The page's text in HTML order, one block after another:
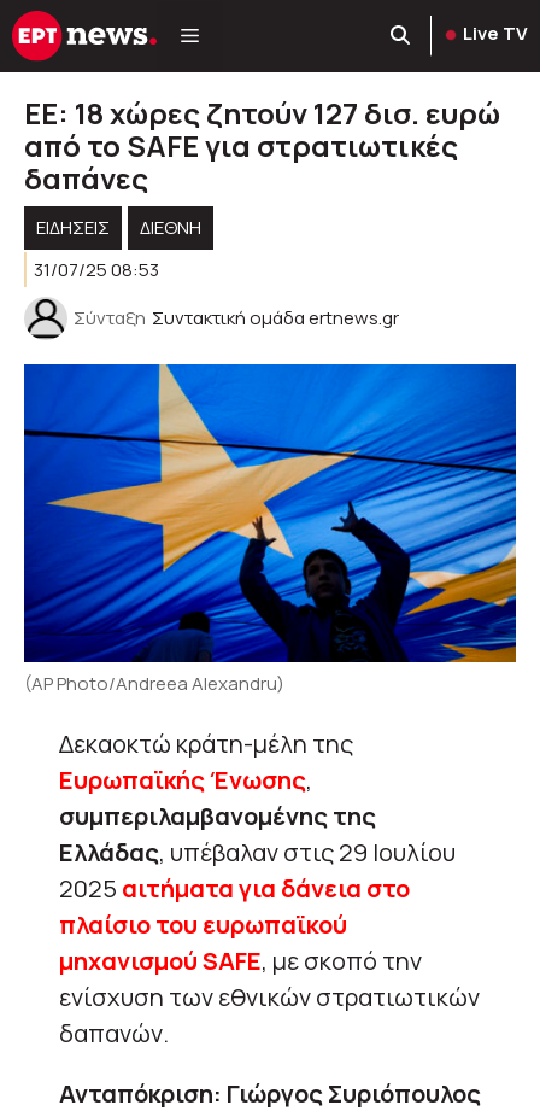
Μετάβαση
σε
Live TV
ΕΕ: 18 χώρες ζητούν 127 δισ. ευρώ
από το SAFE για στρατιωτικές
δαπάνες
ΕΙΔΗΣΕΙΣ
ΔΙΕΘΝΗ
31/07/25 08:53
Σύνταξη Συντακτική ομάδα ertnews.gr
(AP Photo/Andreea Alexandru)
Δεκαοκτώ κράτη-μέλη της
Ευρωπαϊκής Ένωσης,
συμπεριλαμβανομένης της
Ελλάδας, υπέβαλαν στις 29 Ιουλίου
2025 αιτήματα για δάνεια στο
πλαίσιο του ευρωπαϊκού
μηχανισμού SAFE, με σκοπό την
ενίσχυση των εθνικών στρατιωτικών
δαπανών.
Ανταπόκριση: Γιώργος Συριόπουλος